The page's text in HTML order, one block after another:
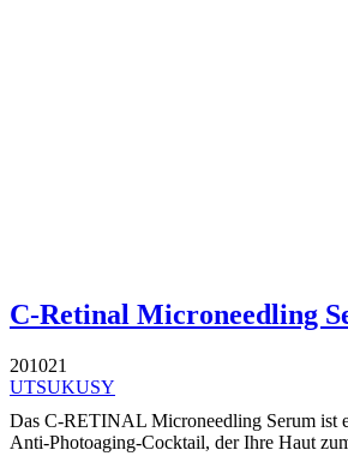
C-Retinal Microneedling
201021
UTSUKUSY
Das C-RETINAL Microneedling Serum ist
Anti-Photoaging-Cocktail, der Ihre Haut